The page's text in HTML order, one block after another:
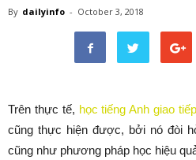
By dailyinfo - October 3, 2018
Trên thực tế, học tiếng Anh giao
cũng thực hiện được, bởi nó đòi
cũng như phương pháp học hiệu